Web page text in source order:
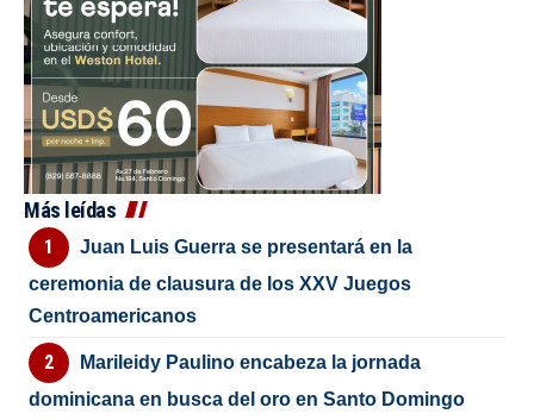
Más leídas
Juan Luis Guerra se presentará en la
ceremonia de clausura de los XXV Juegos
Centroamericanos
Marileidy Paulino encabeza la jornada
dominicana en busca del oro en Santo Domingo